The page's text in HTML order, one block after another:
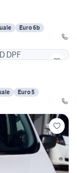
Euro 6b
Euro 5